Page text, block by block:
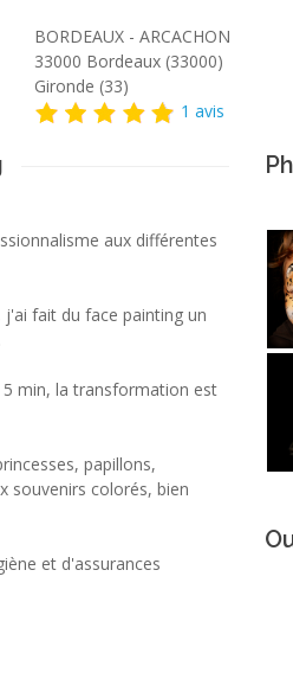
BORDEAUX - ARCACHON
33000 Bordeaux (33000)
Gironde (33)
1 avis
aux différentes
fait du face painting un
min, la transformation est
papillons,
souvenirs colorés, bien
et d'assurances